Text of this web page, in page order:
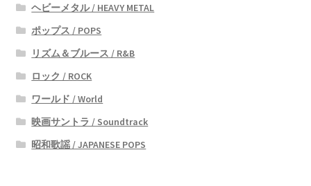
ヘビーメタル / HEAVY METAL
ポップス / POPS
リズム＆ブルース / R&B
ロック / ROCK
ワールド / World
映画サントラ / Soundtrack
昭和歌謡 / JAPANESE POPS